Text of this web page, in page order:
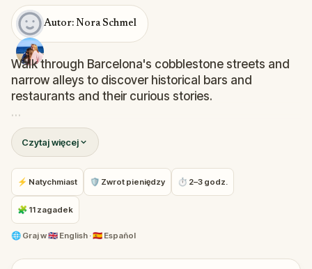
Autor: Nora Schmel
Walk through Barcelona's cobblestone streets and
narrow alleys to discover historical bars and
restaurants and their curious stories.
Visit the oldest restaurant in Catalonia, spot the
favourite places of Pablo Picasso, Joan Miró, Antoni
Gaudí or Salvador Dalí, and find great spots for local
dishes and drinks while learning about, and the
history of some enigmatic venues and diners.
Barcelona has many secrets to uncover, take the
challenge to bring them to light!
Czytaj więcej
⚡ Natychmiast 🛡 Zwrot pieniędzy ⏱ 2–3 godz.
🧩 11 zagadek
🌐 Graj w🇬🇧 English · 🇪🇸 Español